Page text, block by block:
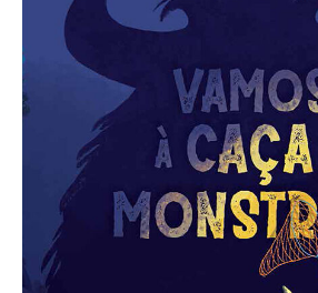
DESPORTO